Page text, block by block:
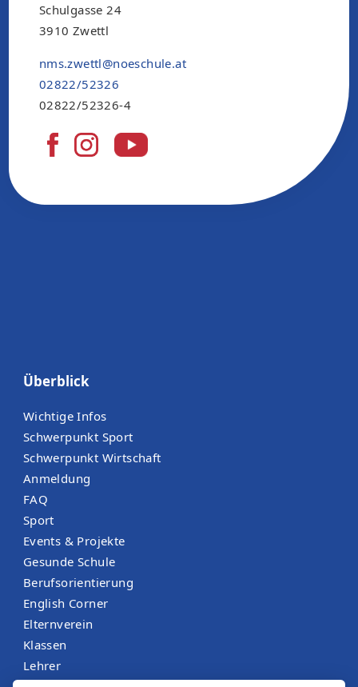
Schulgasse 24
3910 Zwettl
nms.zwettl@noeschule.at
02822/52326
02822/52326-4
Überblick
Wichtige Infos
Schwerpunkt Sport
Schwerpunkt Wirtschaft
Anmeldung
FAQ
Sport
Events & Projekte
Gesunde Schule
Berufsorientierung
English Corner
Elternverein
Klassen
Lehrer